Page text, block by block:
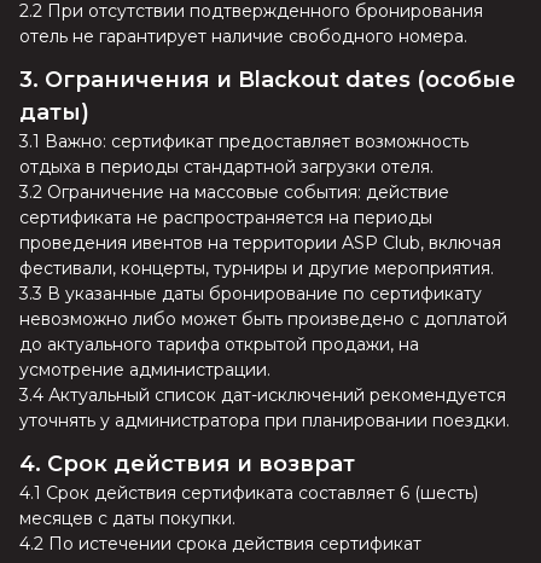
2.2 При отсутствии подтвержденного бронирования
отель не гарантирует наличие свободного номера.
3. Ограничения и Blackout dates (особые
даты)
3.1 Важно: сертификат предоставляет возможность
отдыха в периоды стандартной загрузки отеля.
3.2 Ограничение на массовые события: действие
сертификата не распространяется на периоды
проведения ивентов на территории ASP Club, включая
фестивали, концерты, турниры и другие мероприятия.
3.3 В указанные даты бронирование по сертификату
невозможно либо может быть произведено с доплатой
до актуального тарифа открытой продажи, на
усмотрение администрации.
3.4 Актуальный список дат-исключений рекомендуется
уточнять у администратора при планировании поездки.
4. Срок действия и возврат
4.1 Срок действия сертификата составляет 6 (шесть)
месяцев с даты покупки.
4.2 По истечении срока действия сертификат